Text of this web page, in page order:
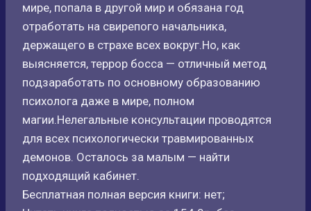
мире, попала в другой мир и обязана год
отработать на свирепого начальника,
держащего в страхе всех вокруг.Но, как
выясняется, террор босса — отличный метод
подзаработать по основному образованию
психолога даже в мире, полном
магии.Нелегальные консультации проводятся
для всех психологически травмированных
демонов. Осталось за малым — найти
подходящий кабинет.
Бесплатная полная версия книги: нет;